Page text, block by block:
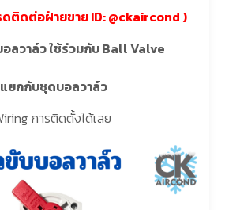
ติดต่อฝ่ายขาย ID: @ckaircond )
อลวาล์ว ใช้ร่วมกับ Ball Valve
ยกกับชุดบอลวาล์ว
การติดตั้งได้เลย